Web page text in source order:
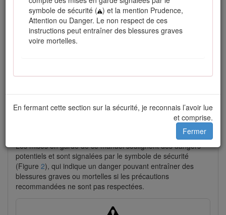
symbole de sécurité ( ) et la mention Prudence,
Attention ou Danger. Le non respect de ces
instructions peut entraîner des blessures graves
voire mortelles.
En fermant cette section sur la sécurité, je reconnais l’avoir lue
et comprise.
Fermer
Figure 1
Emplacement des numéros de modèle et de série
Les mises en garde de ce manuel soulignent des dangers
potentiels et sont signalées par le symbole de sécurité
(Figure 2), qui indique un danger pouvant entraîner des
blessures graves ou mortelles si les précautions
recommandées ne sont pas respectées.